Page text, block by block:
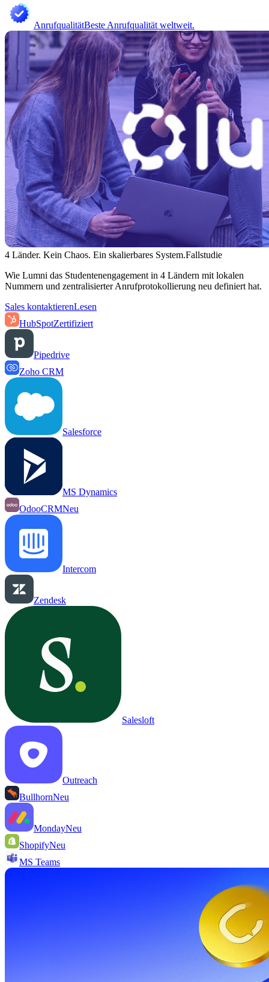
AnrufqualitätBeste Anrufqualität weltweit.
4 Länder. Kein Chaos. Ein skalierbares System.Fallstudie
Wie Lumni das Studentenengagement in 4 Ländern mit lokalen
Nummern und zentralisierter Anrufprotokollierung neu definiert hat.
Sales kontaktierenLesen
HubSpotZertifiziert
Pipedrive
Zoho CRM
Salesforce
MS Dynamics
OdooCRMNeu
Intercom
Zendesk
Salesloft
Outreach
BullhornNeu
MondayNeu
ShopifyNeu
MS Teams